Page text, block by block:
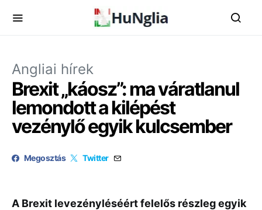
Angliai hírek
Brexit „káosz”: ma váratlanul
lemondott a kilépést
vezénylő egyik kulcsember
Megosztás Twitter
A Brexit levezényléséért felelős részleg egyik